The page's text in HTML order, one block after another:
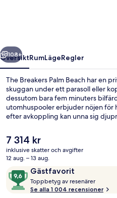
Nästa
108+
ÖversiktRumLägeRegler
The Breakers Palm Beach har en
skuggan under ett parasoll eller
dessutom bara fem minuters
utomhuspooler erbjuder nöjen för
efter avkoppling kan unna sig
du välja mellan 10 restauranger
erbjuder även gäster tillgång till 9
ett fitnesscenter. Andra resenärer
personalen.
Det
nuvarande
priset
7 314 kr
7 314 kr
inklusive skatter och avgifter
12 aug. – 13 aug.
RecensionerGästfavorit
9,6
av
10,
Toppbetyg av resenärer
o
Se alla 1 004 recensioner